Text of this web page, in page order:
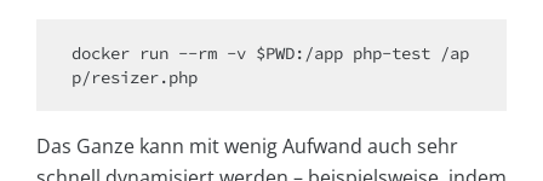
docker run --rm -v $PWD:/app php-test /ap
p/resizer.php
Das Ganze kann mit wenig Aufwand auch sehr